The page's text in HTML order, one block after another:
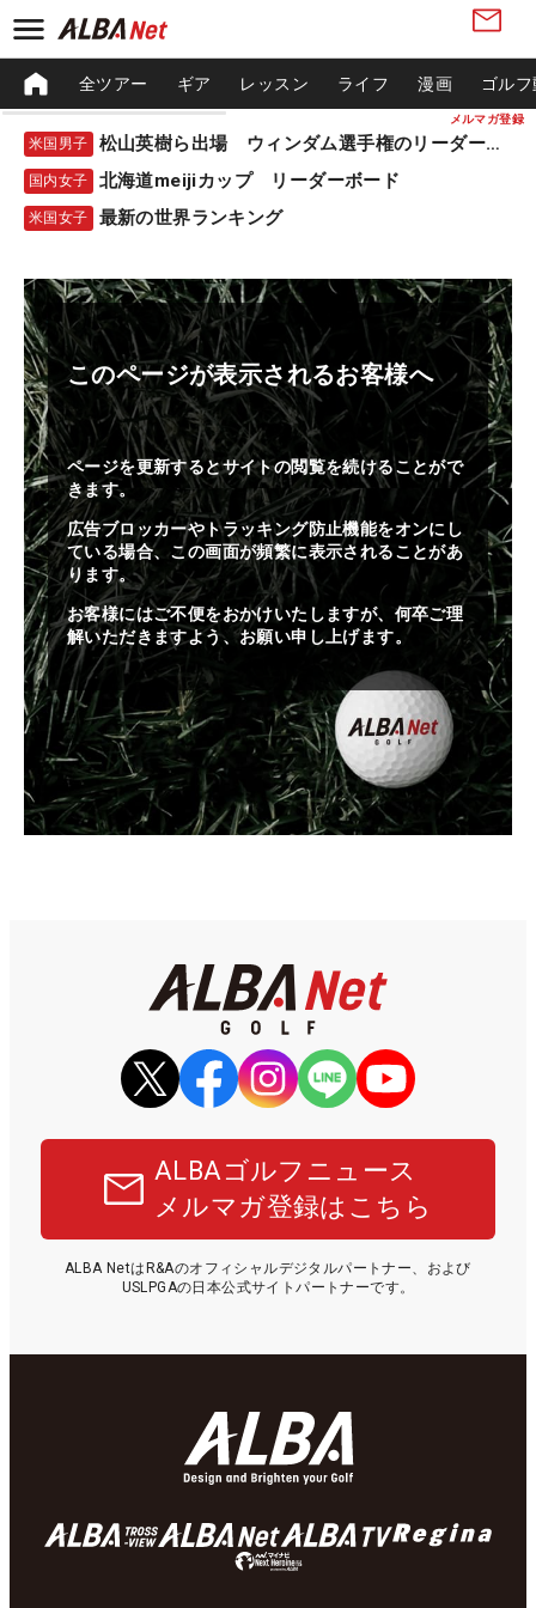
メルマガ登録
全ツアー ギア レッスン ライフ 漫画 ゴル
米国男子 松山英樹ら出場 ウィンダム選手権のリーダーボード
国内女子 北海道meijiカップ リーダーボード
米国女子 最新の世界ランキング
このページが表示されるお客様へ
ページを更新するとサイトの閲覧を続けることがで
きます。
広告ブロッカーやトラッキング防止機能をオンにし
ている場合、この画面が頻繁に表示されることがあ
ります。
お客様にはご不便をおかけいたしますが、何卒ご理
解いただきますよう、お願い申し上げます。
ALBAゴルフニュース
メルマガ登録はこちら
ALBA NetはR&Aのオフィシャルデジタルパートナー、および
USLPGAの日本公式サイトパートナーです。